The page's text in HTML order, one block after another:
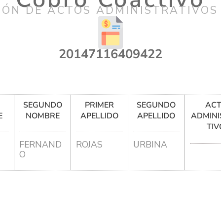
DE ACTOS
20147116409422
SEGUNDO
NOMBRE
FERNAND
O
PRIMER
APELLIDO
ROJAS
SEGUNDO
APELLIDO
URBINA